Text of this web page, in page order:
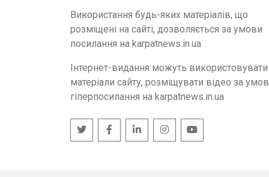
Використання будь-яких матеріалів, що
розміщені на сайті, дозволяється за умови
посилання на karpatnews.in.ua
Інтернет-видання можуть використовувати
матеріали сайту, розміщувати відео за
гіперпосилання на karpatnews.in.ua